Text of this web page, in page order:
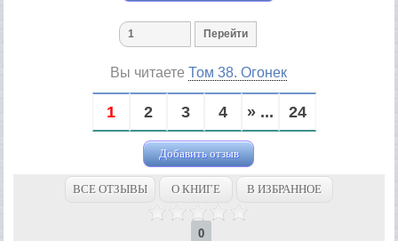
Вы читаетеТом 38. Огонек
1 2 3 4 » ... 24
Добавить отзыв
ВСЕ ОТЗЫВЫ О КНИГЕ В ИЗБРАННОЕ
0